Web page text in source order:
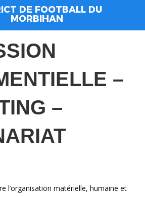
DE FOOTBALL DU
MORBIHAN
–
–
l’organisation matérielle, humaine et